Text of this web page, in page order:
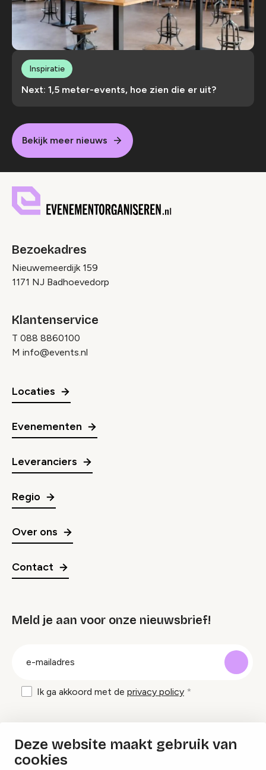
Deze website maakt gebruik van
cookies
Next: 1,5 meter-events, hoe zien die er uit?
Inspiratie
Bekijk meer nieuws
Bezoekadres
Nieuwemeerdijk 159
1171 NJ Badhoevedorp
Klantenservice
T 088 8860100
M info@events.nl
Locaties
Evenementen
Leveranciers
Regio
Over ons
Contact
Meld je aan voor onze nieuwsbrief!
Ik ga akkoord met de privacy policy
Inspiratie en tips om evenementen te
organiseren?